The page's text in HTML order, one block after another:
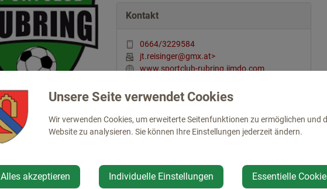
Kontakt
0664/3229584
jt.reisinger@gmx.at>
www.sportclub-rubring.jimdo.com
Unsere Seite verwendet Cookies
Wir verwenden Cookies, um erweiterte Seitenfunktionen zu ermöglichen und
Website zu analysieren. Sie können Ihre Einstellungen jederzeit ändern.
Alles akzeptieren Individuelle Einstellungen Essentielle